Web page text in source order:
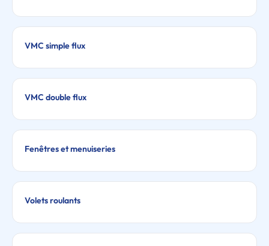
VMC simple flux
VMC double flux
Fenêtres et menuiseries
Volets roulants